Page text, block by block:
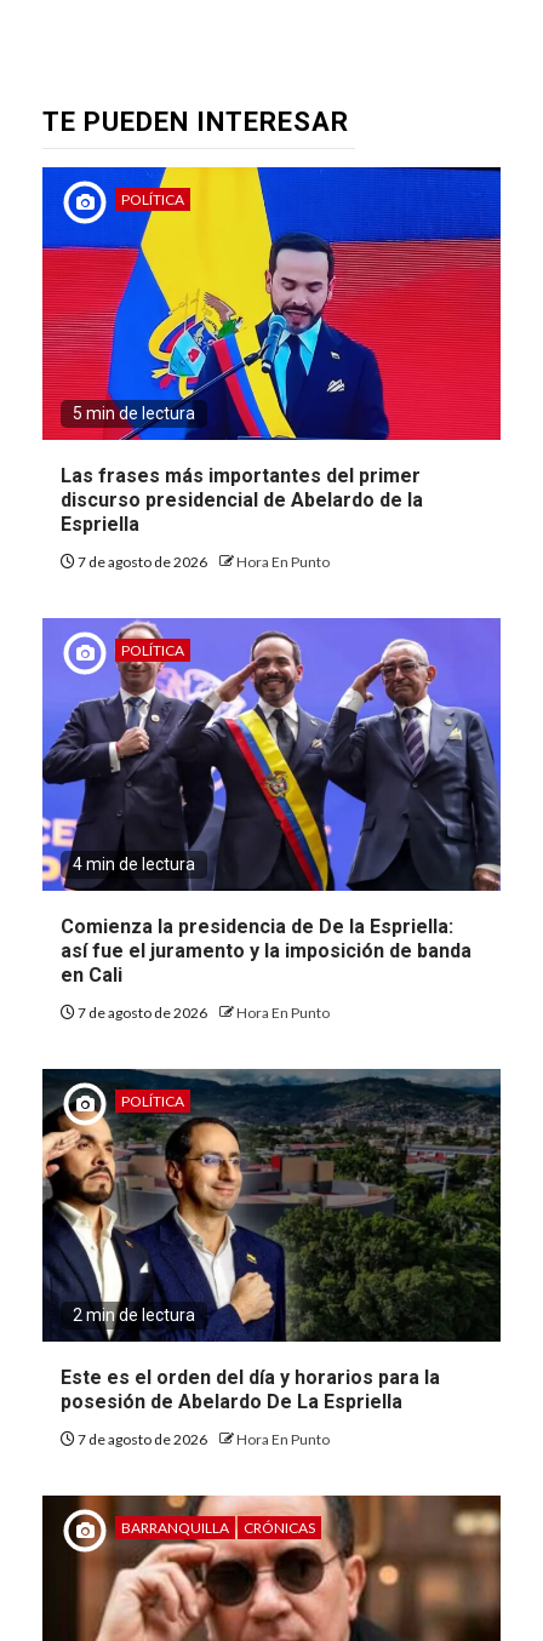
TE PUEDEN INTERESAR
POLÍTICA
5 min de lectura
Las frases más importantes del primer
discurso presidencial de Abelardo de la
Espriella
7 de agosto de 2026 Hora En Punto
POLÍTICA
4 min de lectura
Comienza la presidencia de De la Espriella:
así fue el juramento y la imposición de banda
en Cali
7 de agosto de 2026 Hora En Punto
POLÍTICA
2 min de lectura
Este es el orden del día y horarios para la
posesión de Abelardo De La Espriella
7 de agosto de 2026 Hora En Punto
BARRANQUILLA CRÓNICAS